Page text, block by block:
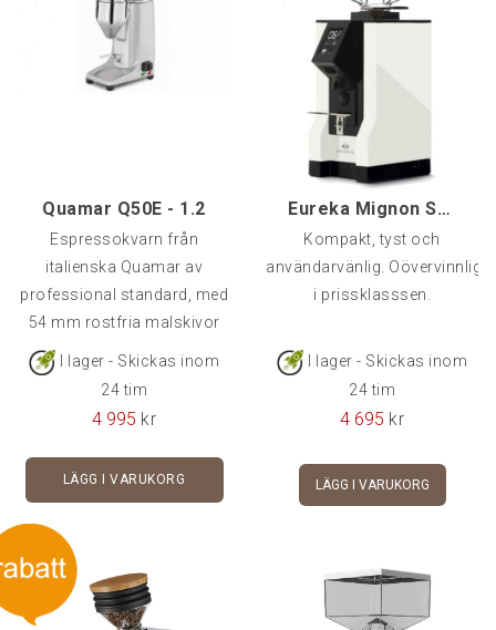
Quamar Q50E - 1.2
Espressokvarn från
italienska Quamar av
professional standard, med
54 mm rostfria malskivor
och e
I lager - Skickas inom
24 tim
4 995 kr
LÄGG I VARUKORG
Eureka Mignon Specialita, Vit
Kompakt, tyst och
användarvänlig. Oövervinnlig
i prissklasssen.
I lager - Skickas inom
24 tim
4 695 kr
LÄGG I VARUKORG